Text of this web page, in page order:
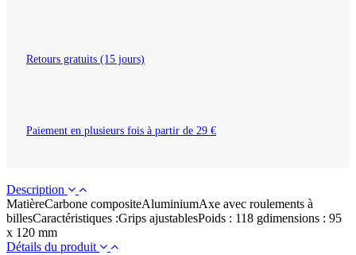
Retours gratuits (15 jours)
Paiement en plusieurs fois à partir de 29 €
Description
MatièreCarbone compositeAluminiumAxe avec roulements à
billesCaractéristiques :Grips ajustablesPoids : 118 gdimensions : 95
x 120 mm
Détails du produit